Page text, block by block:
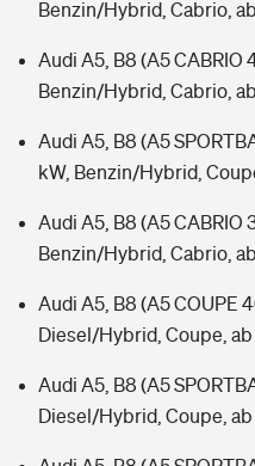
Benzin/Hybrid, Cabrio,
Audi A5, B8 (A5 CABRIO
Benzin/Hybrid, Cabrio,
Audi A5, B8 (A5
kW, Benzin/Hybrid,
Audi A5, B8 (A5 CABRIO
Benzin/Hybrid, Cabrio,
Audi A5, B8 (A5 COUPE
Diesel/Hybrid, Coupe,
Audi A5, B8 (A5
Diesel/Hybrid, Coupe,